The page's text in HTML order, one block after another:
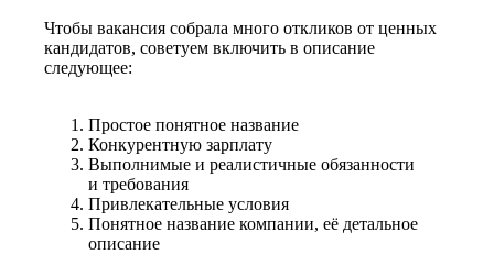
Чтобы вакансия собрала много откликов от ценных
кандидатов, советуем включить в описание
следующее:
Простое понятное название
Конкурентную зарплату
Выполнимые и реалистичные обязанности
и требования
Привлекательные условия
Понятное название компании, её детальное
описание